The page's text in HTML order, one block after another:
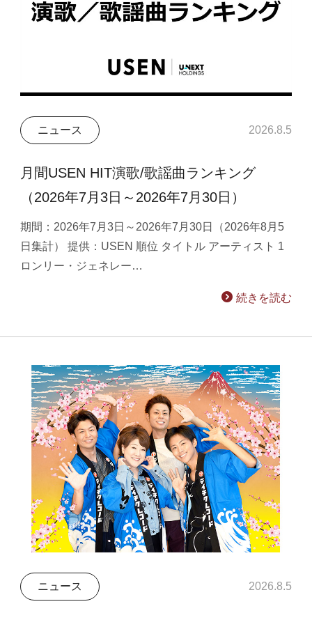
ニュース 2026.8.5
月間USEN HIT演歌/歌謡曲ランキング
（2026年7月3日～2026年7月30日）
期間：2026年7月3日～2026年7月30日（2026年8月5
日集計） 提供：USEN 順位 タイトル アーティスト 1
ロンリー・ジェネレー…
続きを読む
ニュース 2026.8.5